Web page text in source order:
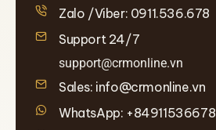
Zalo /Viber: 0911.536.678
Support 24/7
support@crmonline.vn
Sales: info@crmonline.vn
WhatsApp: +84911536678